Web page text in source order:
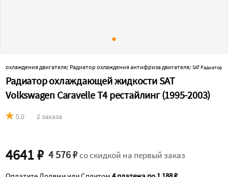
охлаждения двигателя/ Радиатор охлаждения антифриза двигателя/SAT Радиатор
Радиатор охлаждающей жидкости SAT
Volkswagen Caravelle T4 рестайлинг (1995-2003)
5.0 2 заказа
4641 ₽ 4 576 ₽со скидкой на первый заказ